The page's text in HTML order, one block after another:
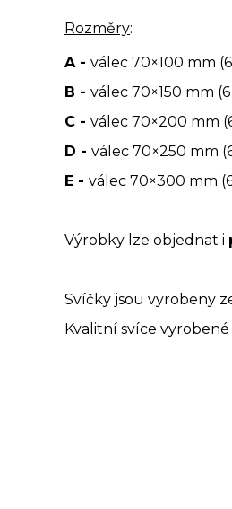
Rozměry:
A - válec 70×100 mm
B - válec 70×150 mm
C - válec 70×200 mm
D - válec 70×250 mm
E - válec 70×300 mm
Výrobky lze objednat i
Svíčky jsou vyrobeny
Kvalitní svíce